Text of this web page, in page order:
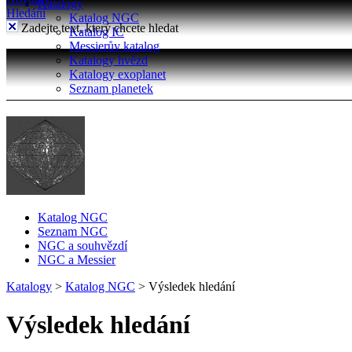
Katalogy
Katalog NGC
Katalog IC
Messierův katalog
Katalogy hvězd
Katalogy exoplanet
Seznam planetek
Hledání
Zadejte text, který chcete hledat
Katalog NGC
Seznam NGC
NGC a souhvězdí
NGC a Messier
Katalogy > Katalog NGC > Výsledek hledání
Výsledek hledání